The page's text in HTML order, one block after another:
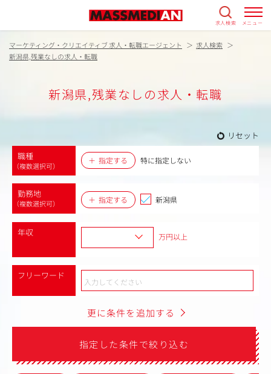
求人検索 メニュー
マーケティング・クリエイティブ 求人・転職エージェント
求人検索
新潟県,残業なしの求人・転職
新潟県,残業なしの求人・転職
リセット
職種
（複数選択可）
指定する 特に指定しない
勤務地
（複数選択可） 指定する 新潟県
年収 万円以上
フリーワード
更に条件を追加する
指定した条件で絞り込む